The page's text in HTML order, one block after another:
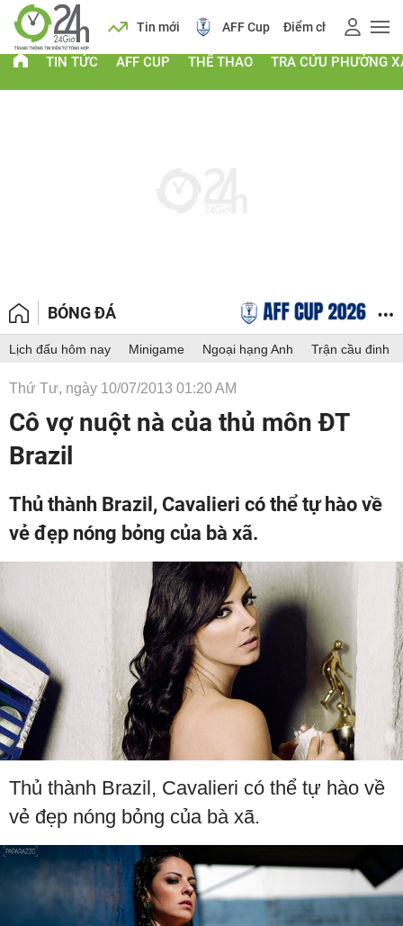
Lịch Tin mới AFF Cup Điểm chuẩn 2026
TIN TỨC AFF CUP THỂ THAO TRA CỨU PHƯỜNG
BÓNG ĐÁ
Lịch đấu hôm nay Minigame Ngoại hạng Anh Trận cầu đinh
Thứ Tư, ngày 10/07/2013 01:20 AM
Cô vợ nuột nà của thủ môn ĐT
Brazil
Thủ thành Brazil, Cavalieri có thể tự hào về
vẻ đẹp nóng bỏng của bà xã.
Thủ thành Brazil, Cavalieri có thể tự hào về
vẻ đẹp nóng bỏng của bà xã.